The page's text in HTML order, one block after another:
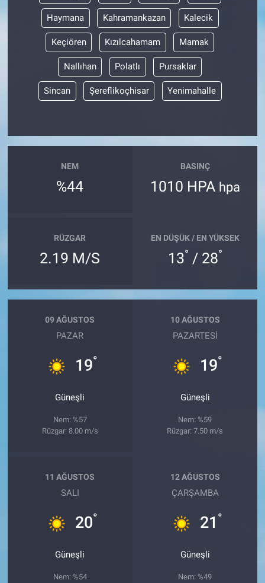
Haymana Kahramankazan Kalecik
Keçiören Kızılcahamam Mamak
Nallıhan Polatlı Pursaklar
Sincan Şereflikoçhisar Yenimahalle
NEM
%44
BASINÇ
1010 HPA hpa
RÜZGAR
2.19 M/S
EN DÜŞÜK / EN YÜKSEK
13° / 28°
09 AĞUSTOS
PAZAR
19°
Güneşli
Nem: %57
Rüzgar: 8.00 m/s
10 AĞUSTOS
PAZARTESI
19°
Güneşli
Nem: %59
Rüzgar: 7.50 m/s
11 AĞUSTOS
SALI
20°
Güneşli
Nem: %54
12 AĞUSTOS
ÇARŞAMBA
21 °
Güneşli
Nem: %49